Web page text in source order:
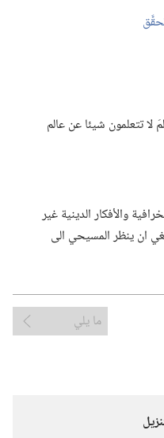
تتعلمون شيئا عن عالم
والأفكار الدينية غير
ان ينظر المسيحي الى
ما يلي